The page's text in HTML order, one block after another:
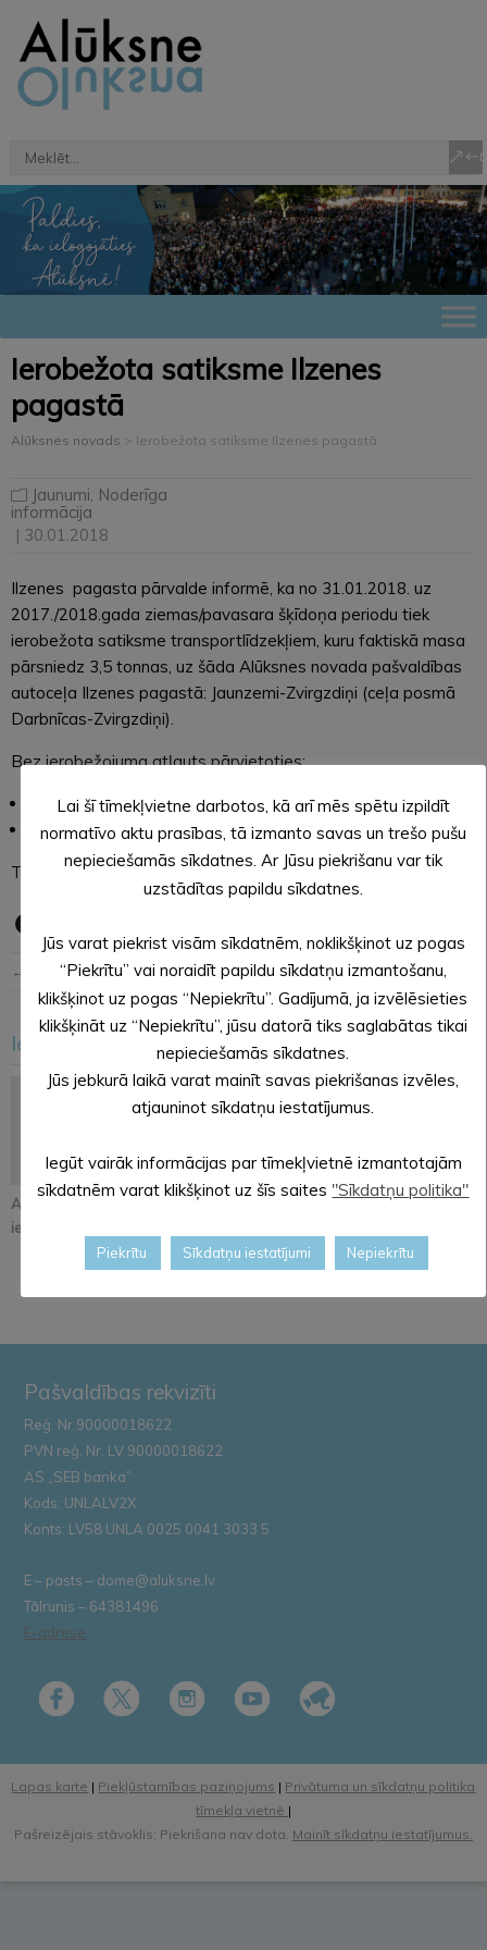
Ierobežota satiksme Ilzenes
pagastā
Alūksnes novads > Ierobežota satiksme Ilzenes pagastā
Jaunumi Noderīga
informācija
| 30.01.2018
Ilzenes pagasta pārvalde informē, ka no 31.01.2018. uz
2017./2018.gada ziemas/pavasara šķīdoņa periodu tiek
ierobežota satiksme transportlīdzekļiem, kuru faktiskā masa
pārsniedz 3,5 tonnas, uz šāda Alūksnes novada pašvaldības
autoceļa Ilzenes pagastā: Jaunzemi-Zvirgzdiņi (ceļa posmā
Darbnīcas-Zvirgzdiņi).
Bez ierobežojuma atļauts pārvietoties:
operatīvajiem transportlīdzekļiem;
svaigpiena savākšanas autocisternām.
Tālrunis informācijai – 25779981.
← Iepriekšējā ziņa Nākošā ziņa →
Iesakām arī šo
Atjaunos Melleņkalna
ielas segumu
Pastāsti savas domas
iniciatīvu!
Alūksnē notiks
apmācība
Zemessardze...
Pašvaldības rekvizīti
Reģ. Nr.90000018622
PVN reģ. Nr. LV 90000018622
AS „SEB banka”
Kods: UNLALV2X
Konts: LV58 UNLA 0025 0041 3033 5
E – pasts – dome@aluksne.lv
Tālrunis – 64381496
E-adrese
Lapas karte | Piekļūstamības paziņojums | Privātuma un sīkdatņu politika
tīmekļa vietnē |
Pašreizējais stāvoklis: Piekrišana nav dota. Mainīt sīkdatņu iestatījumus.
Lai šī tīmekļvietne darbotos, kā arī mēs spētu izpildīt
normatīvo aktu prasības, tā izmanto savas un trešo pušu
nepieciešamās sīkdatnes. Ar Jūsu piekrišanu var tik
uzstādītas papildu sīkdatnes.
Jūs varat piekrist visām sīkdatnēm, noklikšķinot uz pogas
“Piekrītu” vai noraidīt papildu sīkdatņu izmantošanu,
klikšķinot uz pogas “Nepiekrītu”. Gadījumā, ja izvēlēsieties
klikšķināt uz “Nepiekrītu”, jūsu datorā tiks saglabātas tikai
nepieciešamās sīkdatnes.
Jūs jebkurā laikā varat mainīt savas piekrišanas izvēles,
atjauninot sīkdatņu iestatījumus.
Iegūt vairāk informācijas par tīmekļvietnē izmantotajām
sīkdatnēm varat klikšķinot uz šīs saites "Sīkdatņu politika"
Piekrītu Sīkdatņu iestatījumi Nepiekrītu